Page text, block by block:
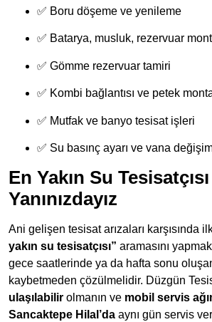
✅ Boru döşeme ve yenileme
✅ Batarya, musluk, rezervuar
✅ Gömme rezervuar tamiri
✅ Kombi bağlantısı ve petek
✅ Mutfak ve banyo tesisat işleri
✅ Su basınç ayarı ve vana
En Yakın Su
Yanınızdayız
Ani gelişen tesisat arızaları karşısında
yakın su tesisatçısı” aramasını
gece saatlerinde ya da hafta sonu
kaybetmeden çözülmelidir. Düzgün
ulaşılabilir olmanın ve mobil servis
Sancaktepe Hilal’da aynı gün servis